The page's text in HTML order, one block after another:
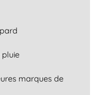
pluie
marques de